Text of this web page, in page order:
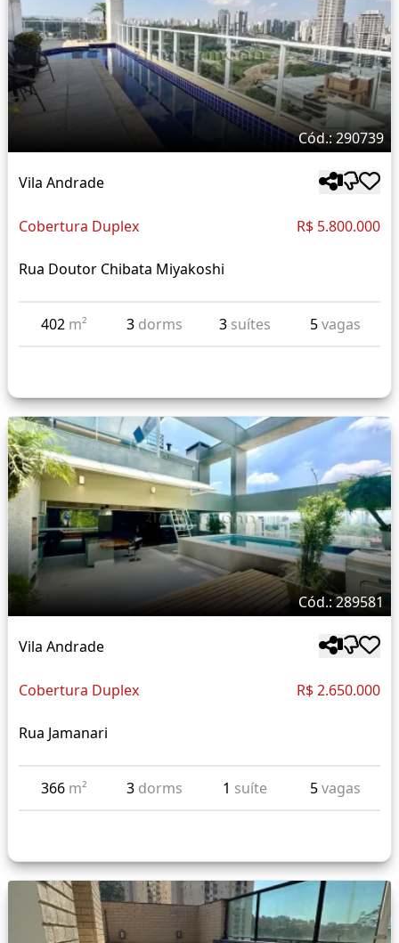
Cód.: 290739
Vila Andrade
Cobertura Duplex R$ 5.800.000
Rua Doutor Chibata Miyakoshi
402 m² 3 dorms 3 suítes 5vagas
Cód.: 289581
Vila Andrade
Cobertura Duplex R$ 2.650.000
Rua Jamanari
366 m² 3 dorms 1 suíte 5vagas